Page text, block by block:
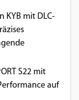
KYB mit DLC-
S22 mit
auf